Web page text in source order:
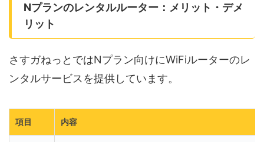
Nプランのレンタルルーター：メリット・デメ
リット
さすガねっとではNプラン向けにWiFiルーターのレ
ンタルサービスを提供しています。
項目 内容